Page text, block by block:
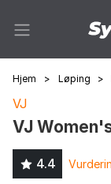
Hjem > Løping >
VJ
VJ
4.4